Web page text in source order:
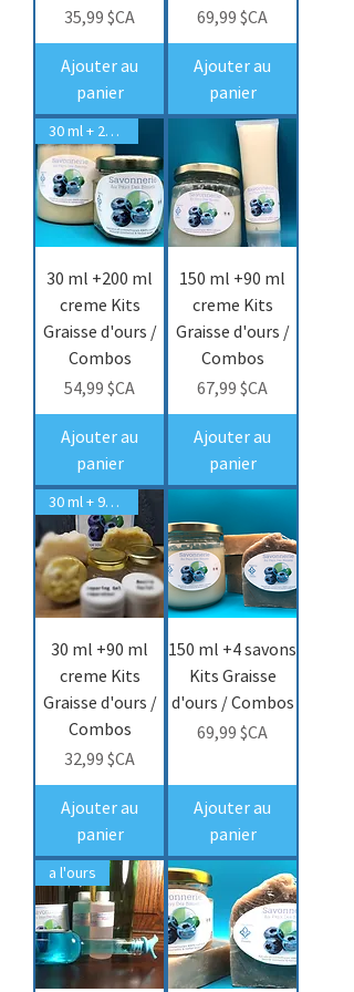
Prix
35,99 $CA
Ajouter au
panier
Prix
69,99 $CA
Ajouter au
panier
30 ml + 200 ml creme
30 ml +200 ml
creme Kits
Graisse d'ours /
Combos
Prix
54,99 $CA
Ajouter au
panier
150 ml +90 ml
creme Kits
Graisse d'ours /
Combos
Prix
67,99 $CA
Ajouter au
panier
30 ml + 90 ml creme
30 ml +90 ml
creme Kits
Graisse d'ours /
Combos
Prix
32,99 $CA
Ajouter au
panier
150 ml +4 savons
Kits Graisse
d'ours / Combos
Prix
69,99 $CA
Ajouter au
panier
a l'ours